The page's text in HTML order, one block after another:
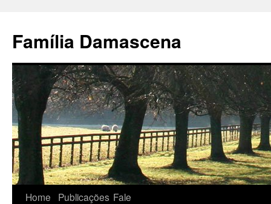
conteúdo
Família Damascena
Home Publicações Fale